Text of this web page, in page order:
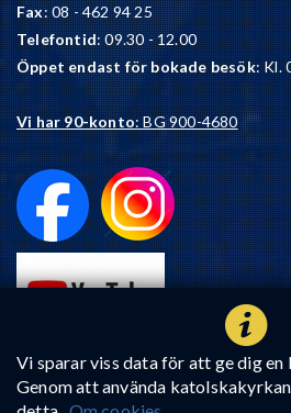
Vi sparar viss data för att ge dig
Genom att använda
Fax: 08 - 462 94 25
Telefontid: 09.30 - 12.00
Öppet endast för bokade besök: Kl.
Vi har 90-konto: BG 900-4680